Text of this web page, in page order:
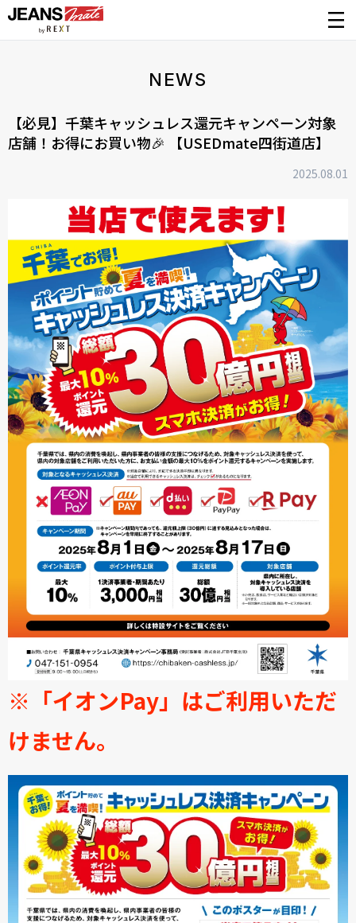
NEWS
【必見】千葉キャッシュレス還元キャンペーン対象
店舗！お得にお買い物🎉 【USEDmate四街道店】
2025.08.01
※「イオンPay」はご利用いただ
けません。